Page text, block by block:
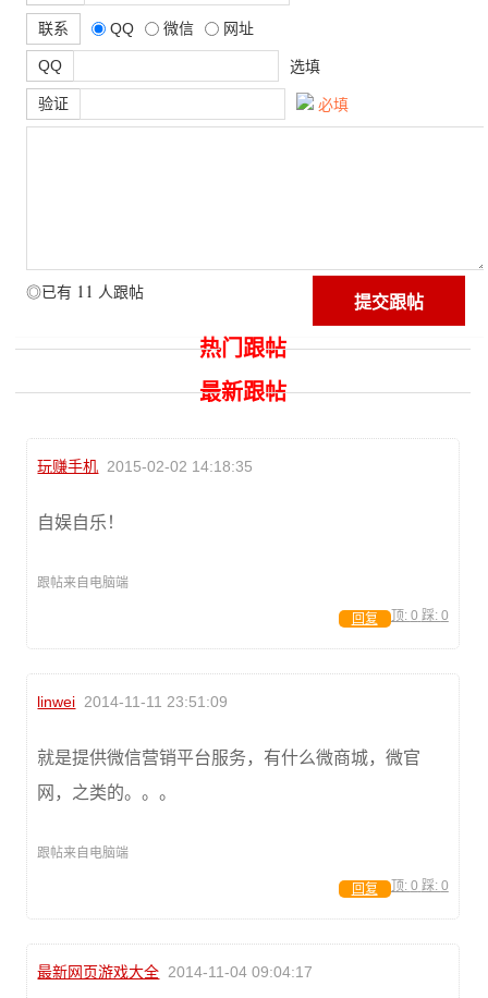
联系 QQ 微信 网址
QQ 选填
验证 必填
◎已有 11 人跟帖
热门跟帖
最新跟帖
玩赚手机 2015-02-02 14:18:35
自娱自乐！
跟帖来自电脑端
顶: 0 踩: 0
回复
linwei 2014-11-11 23:51:09
就是提供微信营销平台服务，有什么微商城，微官
网，之类的。。。
跟帖来自电脑端
顶: 0 踩: 0
回复
最新网页游戏大全 2014-11-04 09:04:17